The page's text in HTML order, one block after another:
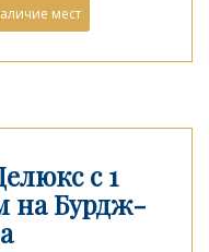
мест
с 1
на Бурдж-